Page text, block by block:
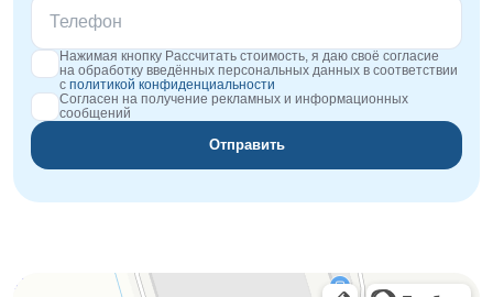
Нажимая кнопку Рассчитать стоимость, я даю своё согласие
на обработку введённых персональных данных в соответствии
с политикой конфиденциальности
Согласен на получение рекламных и информационных
сообщений
Отправить
Orgplex